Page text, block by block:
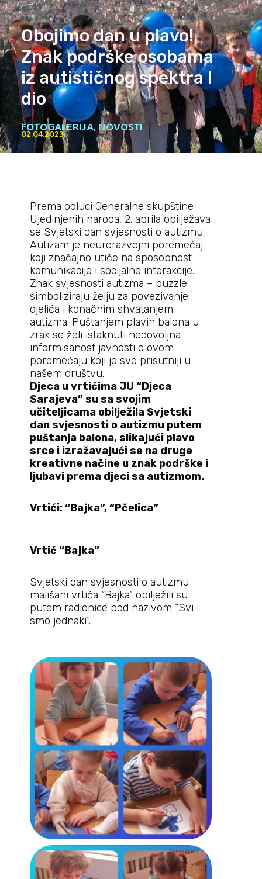
Obojimo dan u plavo!
Znak podrške osobama
iz autističnog spektra I
dio
FOTOGALERIJA,NOVOSTI
02.04.2023
Prema odluci Generalne skupštine
Ujedinjenih naroda, 2. aprila obilježava
se Svjetski dan svjesnosti o autizmu.
Autizam je neurorazvojni poremećaj
koji značajno utiče na sposobnost
komunikacije i socijalne interakcije.
Znak svjesnosti autizma – puzzle
simboliziraju želju za povezivanje
djelića i konačnim shvatanjem
autizma. Puštanjem plavih balona u
zrak se želi istaknuti nedovoljna
informisanost javnosti o ovom
poremećaju koji je sve prisutniji u
našem društvu.
Djeca u vrtićima JU “Djeca
Sarajeva” su sa svojim
učiteljicama obilježila Svjetski
dan svjesnosti o autizmu putem
puštanja balona, slikajući plavo
srce i izražavajući se na druge
kreativne načine u znak podrške i
ljubavi prema djeci sa autizmom.
Vrtići: “Bajka”, “Pčelica”
Vrtić “Bajka”
Svjetski dan svjesnosti o autizmu
mališani vrtića “Bajka” obilježili su
putem radionice pod nazivom “Svi
smo jednaki”.